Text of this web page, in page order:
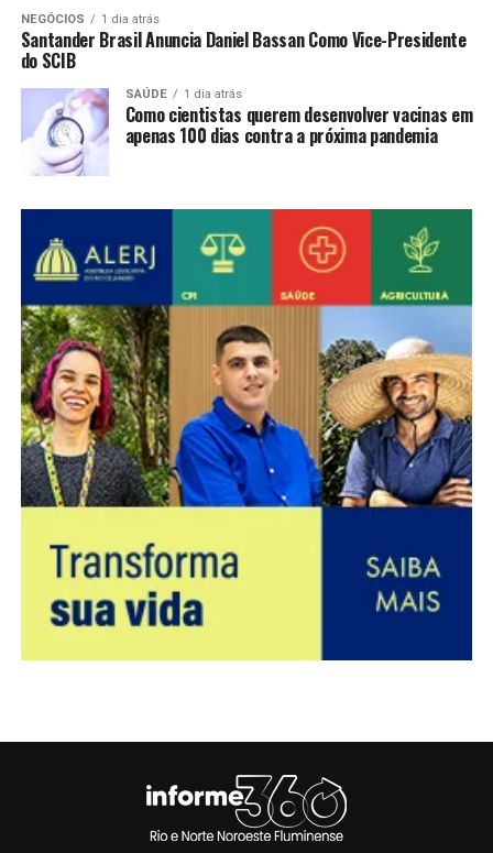
NEGÓCIOS 1 dia atrás
Santander Brasil Anuncia Daniel Bassan Como Vice-Presidente
do SCIB
SAÚDE 1 dia atrás
Como cientistas querem desenvolver vacinas em
apenas 100 dias contra a próxima pandemia